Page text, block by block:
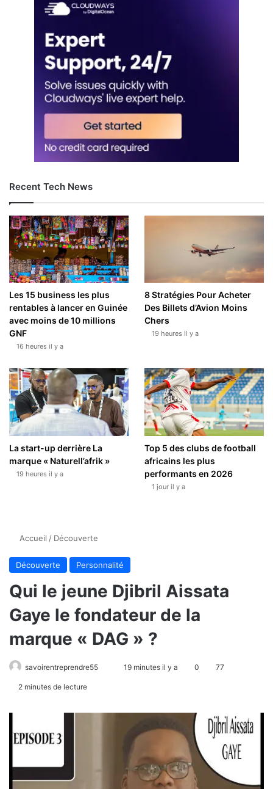
Recent Tech News
Les 15 business les plus
rentables à lancer en Guinée
avec moins de 10 millions
GNF
16 heures il y a
8 Stratégies Pour Acheter
Des Billets d’Avion Moins
Chers
19 heures il y a
La start-up derrière La
marque « Naturell’afrik »
19 heures il y a
Top 5 des clubs de football
africains les plus
performants en 2026
1 jour il y a